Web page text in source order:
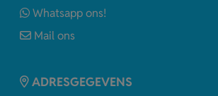
Whatsapp ons!
Mail ons
ADRESGEGEVENS